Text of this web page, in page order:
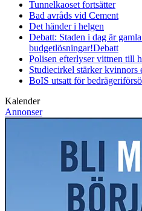
Tunnelkaoset fortsätter
Bad avråds vid Cement
Det händer i helgen
Debatt: Staden i dag är
budgetlösningar!Debatt
Polisen efterlyser vittnen till
Studiecirkel stärker kvinnors
BoIS utsatt för
Kalender
Annonser